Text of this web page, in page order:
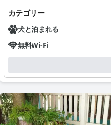
カテゴリー
犬と泊まれる
無料Wi-Fi